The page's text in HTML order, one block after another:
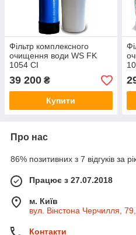
Фільтр комплексного
очищення води WS FK
1054 CI
39 200 ₴
Купити
Про нас
86% позитивних з 7 відгуків за
Працює з 27.07.2018
м. Київ
вул. Вінстона Черчилля,
Контакти